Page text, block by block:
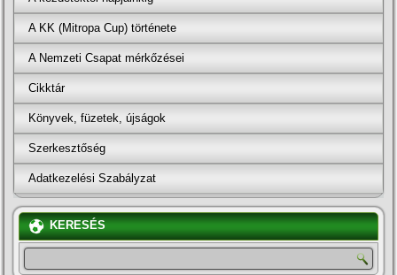
A KK (Mitropa Cup) története
A Nemzeti Csapat mérkőzései
Cikktár
Könyvek, füzetek, újságok
Szerkesztőség
Adatkezelési Szabályzat
KERESÉS